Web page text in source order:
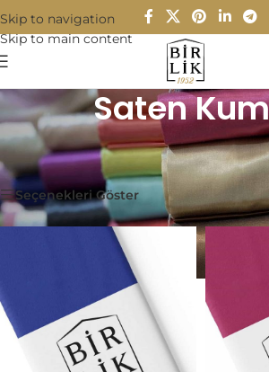
Skip to navigation
Skip to main content
Saten
Ana Sayfa/Kumaşlar/Saten Kumaş/Sayfa 2
56 sonuçtan 51-56 arası gösteriliyor
Seçenekleri Göster